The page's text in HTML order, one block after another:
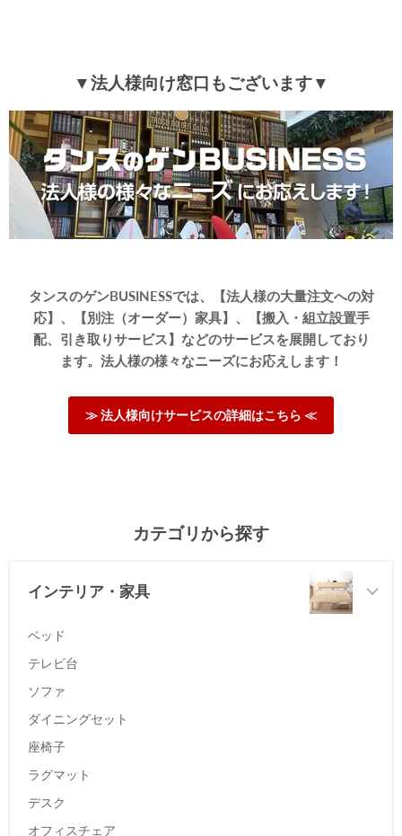
▼法人様向け窓口もございます▼
タンスのゲンBUSINESSでは、【法人様の大量注文への対
応】、【別注（オーダー）家具】、【搬入・組立設置手
配、引き取りサービス】などのサービスを展開しており
ます。法人様の様々なニーズにお応えします！
≫ 法人様向けサービスの詳細はこちら ≪
カテゴリから探す
インテリア・家具
ベッド
テレビ台
ソファ
ダイニングセット
座椅子
ラグマット
デスク
オフィスチェア